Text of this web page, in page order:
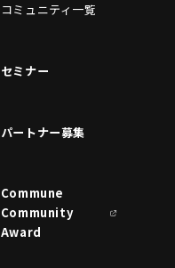
コミュニティ一覧
セミナー
パートナー募集
Commune
Community
Award